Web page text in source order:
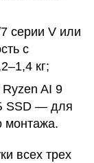
серии V или
с
кг;
AI 9
SSD — для
монтажа.
всех трех